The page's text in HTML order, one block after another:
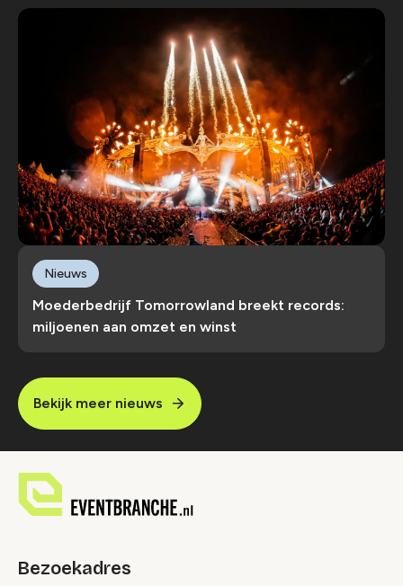
Moederbedrijf Tomorrowland breekt records:
miljoenen aan omzet en winst
Nieuws
Bekijk meer nieuws
Bezoekadres